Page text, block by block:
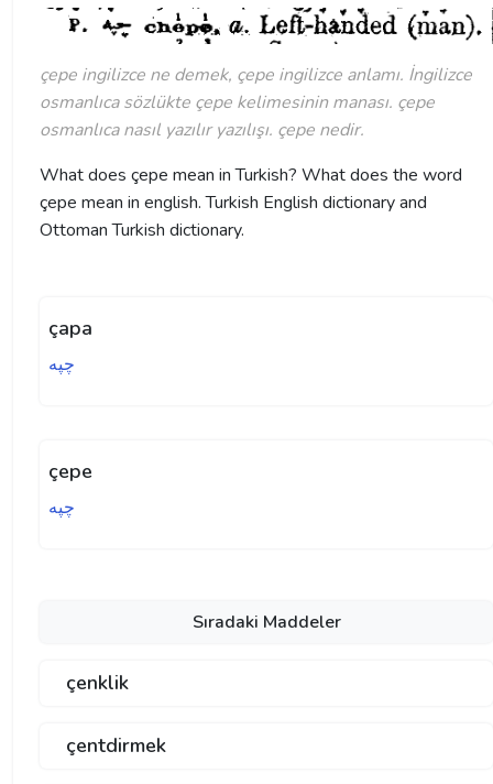
çepe ingilizce ne demek, çepe ingilizce anlamı. İngilizce
osmanlıca sözlükte çepe kelimesinin manası. çepe
osmanlıca nasıl yazılır yazılışı. çepe nedir.
What does çepe mean in Turkish? What does the word
çepe mean in english. Turkish English dictionary and
Ottoman Turkish dictionary.
çapa
چپه
çepe
چپه
Sıradaki Maddeler
çenklik
çentdirmek